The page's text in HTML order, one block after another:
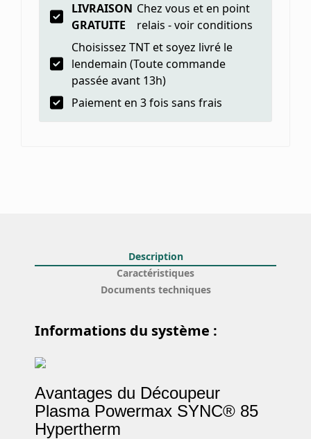
LIVRAISON
GRATUITE
Chez vous et en point
relais - voir conditions
Choisissez TNT et soyez livré le
lendemain (Toute commande
passée avant 13h)
Paiement en 3 fois sans frais
Description
Caractéristiques
Documents techniques
Informations du système :
Avantages du Découpeur
Plasma Powermax SYNC® 85
Hypertherm